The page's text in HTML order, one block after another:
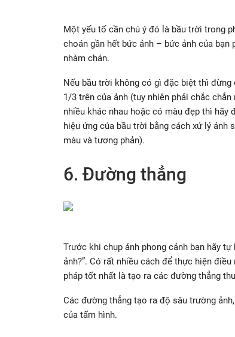
Một yếu tố cần chú ý đó là bầu trời trong
choán gần hết bức ảnh – bức ảnh của
nhàm chán.
Nếu bầu trời không có gì đặc biệt thì
1/3 trên của ảnh (tuy nhiên phải chắc
nhiều khác nhau hoặc có màu đẹp thì
hiệu ứng của bầu trời bằng cách xử lý
màu và tương phản).
6. Đường thẳng
Trước khi chụp ảnh phong cảnh bạn hãy
ảnh?”. Có rất nhiều cách để thực hiện
pháp tốt nhất là tạo ra các đường thẳng
Các đường thẳng tạo ra độ sâu trường
của tấm hình.